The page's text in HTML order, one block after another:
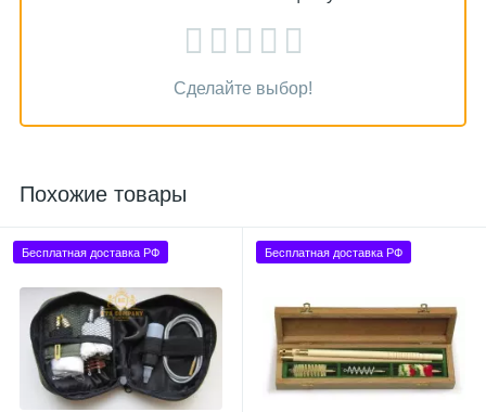
Сделайте выбор!
Похожие товары
Бесплатная доставка РФ Бесплатная доставка РФ